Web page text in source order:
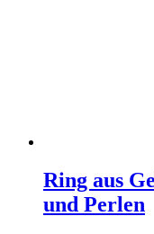
Ring aus
und Perlen